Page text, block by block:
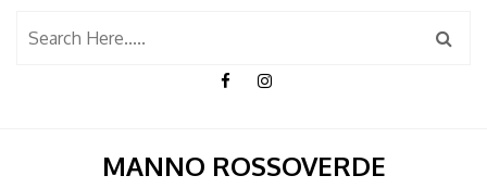
MANNO ROSSOVERDE